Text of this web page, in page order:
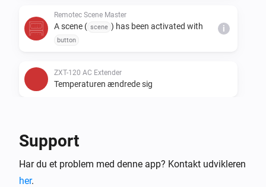
Remotec Scene Master
A scene ( scene ) has been activated with
button
i
ZXT-120 AC Extender
Temperaturen ændrede sig
ZXT-120 AC Extender
Support
Har du et problem med denne app? Kontakt udvikleren
her.